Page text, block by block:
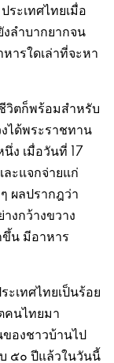
ระเทศไทยเมื่อ
ลำบากยากจน
ารใดเล่าที่จะหา
วิตก็พร้อมสำหรับ
ได้พระราชทาน
ง เมื่อวันที่ 17
ะแจกจ่ายแก่
ผลปรากฎว่า
งกว้างขวาง
ขึ้น มีอาหาร
เทศไทยเป็นร้อย
คนไทยมา
องชาวบ้านไป
๕๐ ปีแล้วในวันนี้